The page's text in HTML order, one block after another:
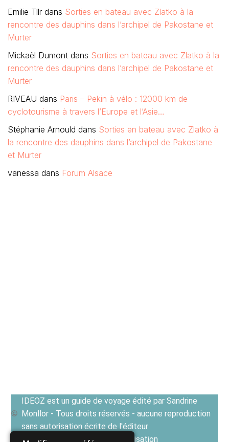
Emilie Tllr dans Sorties en bateau avec Zlatko à la
rencontre des dauphins dans l’archipel de Pakostane et
Murter
Mickaël Dumont dans Sorties en bateau avec Zlatko à la
rencontre des dauphins dans l’archipel de Pakostane et
Murter
RIVEAU dans Paris – Pekin à vélo : 12000 km de
cyclotourisme à travers l’Europe et l’Asie…
Stéphanie Arnould dans Sorties en bateau avec Zlatko à
la rencontre des dauphins dans l’archipel de Pakostane
et Murter
vanessa dans Forum Alsace
IDEOZ est un guide de voyage édité par Sandrine
Monllor - Tous droits réservés - aucune reproduction
sans autorisation écrite de l'éditeur
Voir les Conditions générales d'utilisation